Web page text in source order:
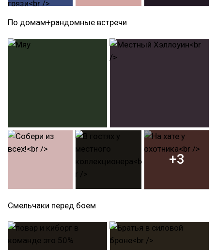
По домам+рандомные встречи
+3
Смельчаки перед боем